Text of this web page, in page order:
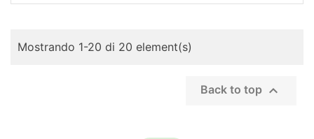
Mostrando 1-20 di 20 element(s)
Back to top 